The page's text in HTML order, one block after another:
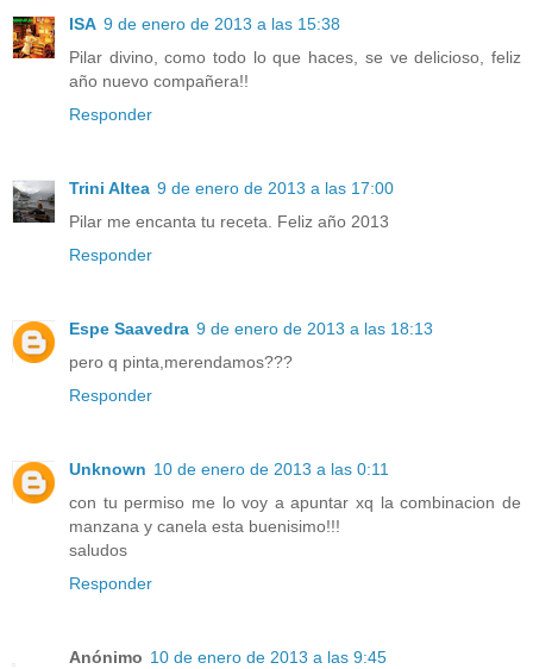
ISA 9 de enero de 2013 a las 15:38
Pilar divino, como todo lo que haces, se ve delicioso, feliz
año nuevo compañera!!
Responder
Trini Altea 9 de enero de 2013 a las 17:00
Pilar me encanta tu receta. Feliz año 2013
Responder
Espe Saavedra 9 de enero de 2013 a las 18:13
pero q pinta,merendamos???
Responder
Unknown 10 de enero de 2013 a las 0:11
con tu permiso me lo voy a apuntar xq la combinacion de
manzana y canela esta buenisimo!!!
saludos
Responder
Anónimo 10 de enero de 2013 a las 9:45